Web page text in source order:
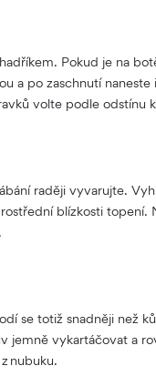
Pokud je na
a po zaschnutí naneste
volte podle odstínu
raději vyvarujte.
blízkosti
se totiž snadněji než
vykartáčovat a
nubuku.